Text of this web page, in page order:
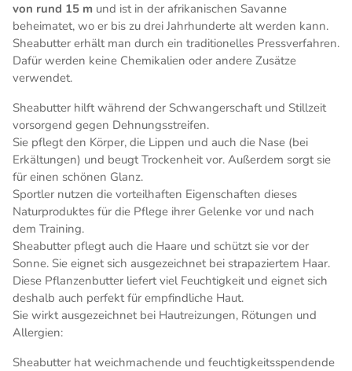
von rund 15 m und ist in der afrikanischen Savanne
beheimatet, wo er bis zu drei Jahrhunderte alt werden kann.
Sheabutter erhält man durch ein traditionelles Pressverfahren.
Dafür werden keine Chemikalien oder andere Zusätze
verwendet.
Sheabutter hilft während der Schwangerschaft und Stillzeit
vorsorgend gegen Dehnungsstreifen.
Sie pflegt den Körper, die Lippen und auch die Nase (bei
Erkältungen) und beugt Trockenheit vor. Außerdem sorgt sie
für einen schönen Glanz.
Sportler nutzen die vorteilhaften Eigenschaften dieses
Naturproduktes für die Pflege ihrer Gelenke vor und nach
dem Training.
Sheabutter pflegt auch die Haare und schützt sie vor der
Sonne. Sie eignet sich ausgezeichnet bei strapaziertem Haar.
Diese Pflanzenbutter liefert viel Feuchtigkeit und eignet sich
deshalb auch perfekt für empfindliche Haut.
Sie wirkt ausgezeichnet bei Hautreizungen, Rötungen und
Allergien:
Sheabutter hat weichmachende und feuchtigkeitsspendende